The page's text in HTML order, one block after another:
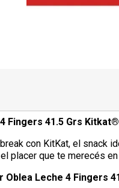
Fingers 41.5 Grs Kitkat®
con KitKat, el snack
placer que te merecés
Oblea Leche 4 Fingers